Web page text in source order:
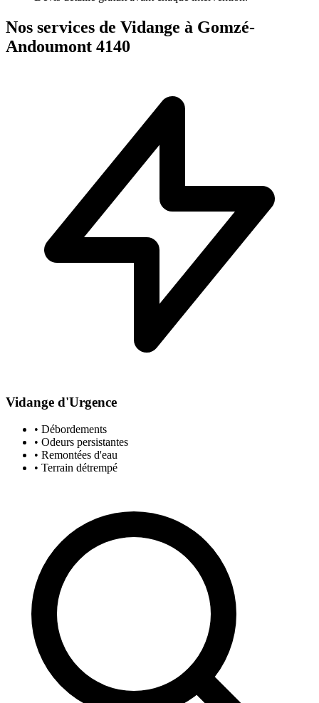
Nos services de Vidange à Gomzé-
Andoumont 4140
Vidange d'Urgence
• Débordements
• Odeurs persistantes
• Remontées d'eau
• Terrain détrempé